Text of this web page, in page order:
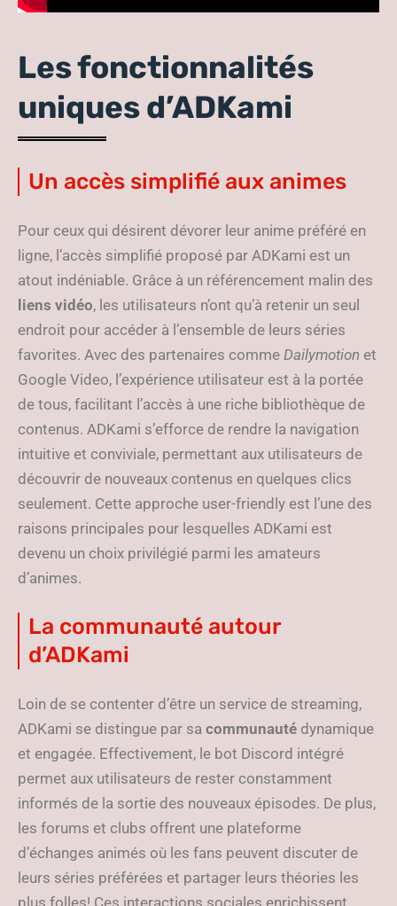
Les fonctionnalités
uniques d’ADKami
Un accès simplifié aux animes
Pour ceux qui désirent dévorer leur anime préféré en
ligne, l’accès simplifié proposé par ADKami est un
atout indéniable. Grâce à un référencement malin des
liens vidéo, les utilisateurs n’ont qu’à retenir un seul
endroit pour accéder à l’ensemble de leurs séries
favorites. Avec des partenaires comme Dailymotion et
Google Video, l’expérience utilisateur est à la portée
de tous, facilitant l’accès à une riche bibliothèque de
contenus. ADKami s’efforce de rendre la navigation
intuitive et conviviale, permettant aux utilisateurs de
découvrir de nouveaux contenus en quelques clics
seulement. Cette approche user-friendly est l’une des
raisons principales pour lesquelles ADKami est
devenu un choix privilégié parmi les amateurs
d’animes.
La communauté autour
d’ADKami
Loin de se contenter d’être un service de streaming,
ADKami se distingue par sa communauté dynamique
et engagée. Effectivement, le bot Discord intégré
permet aux utilisateurs de rester constamment
informés de la sortie des nouveaux épisodes. De plus,
les forums et clubs offrent une plateforme
d’échanges animés où les fans peuvent discuter de
leurs séries préférées et partager leurs théories les
plus folles! Ces interactions sociales enrichissent